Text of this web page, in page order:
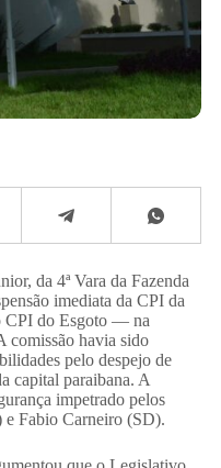
da 4ª Vara da Fazenda
imediata da CPI da
CPI do Esgoto — na
comissão havia sido
pelo despejo de
capital paraibana. A
impetrado pelos
Fabio Carneiro (SD).